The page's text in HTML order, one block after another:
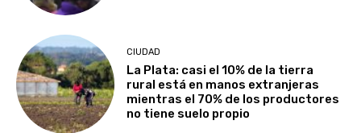
CIUDAD
La Plata: casi el 10% de la tierra
rural está en manos extranjeras
mientras el 70% de los productores
no tiene suelo propio